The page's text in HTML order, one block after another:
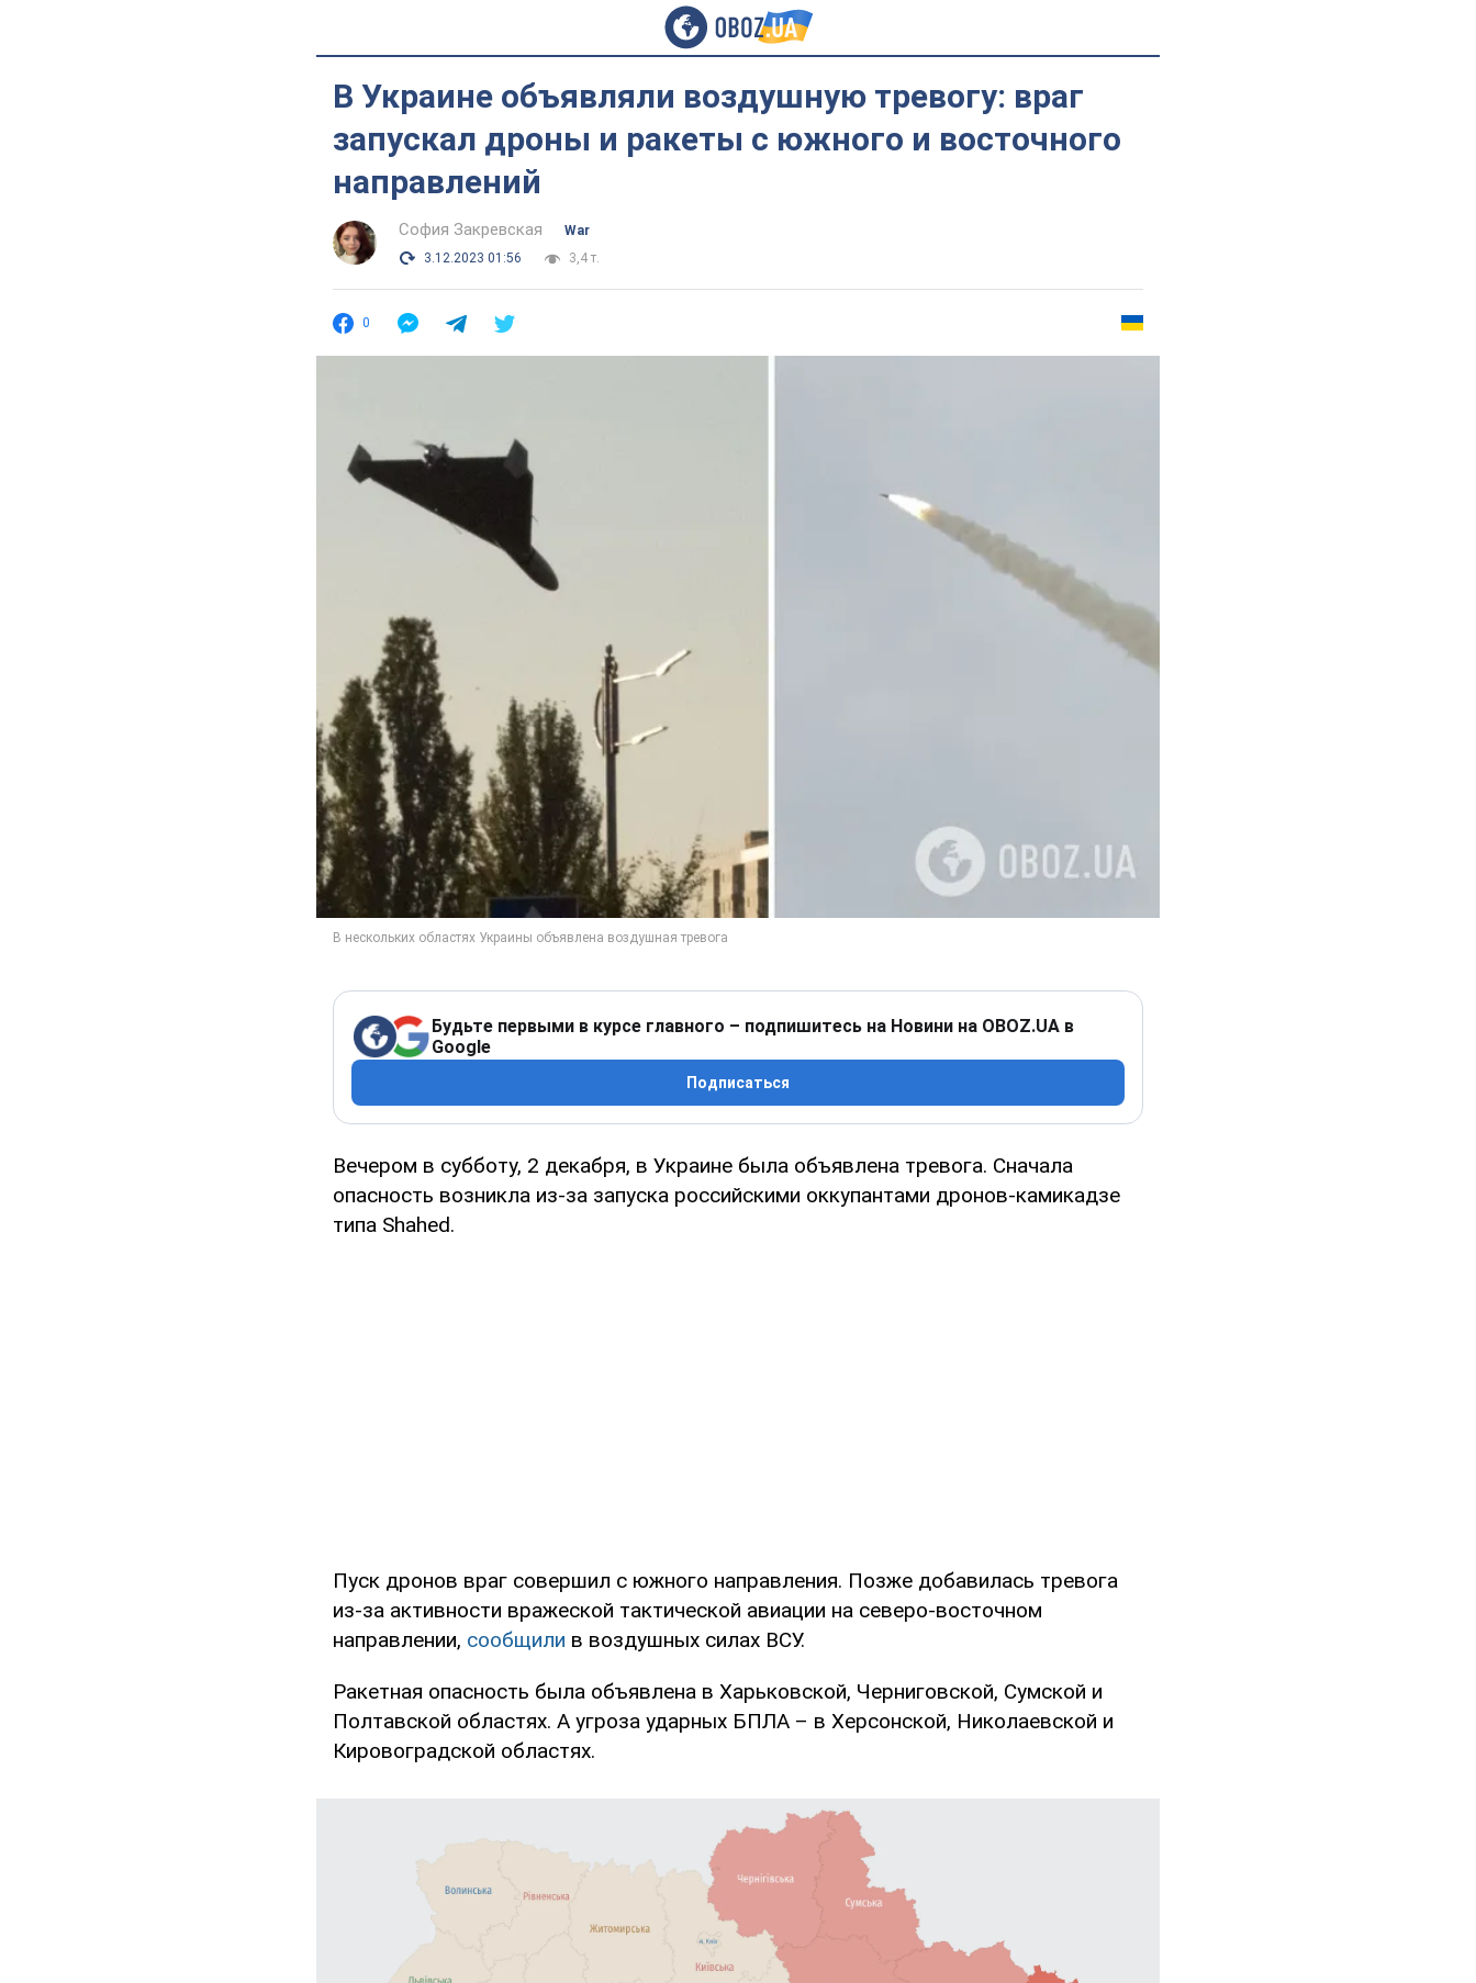
В Украине объявляли воздушную тревогу: враг
запускал дроны и ракеты с южного и восточного
направлений
София Закревская
War
3.12.2023 01:56
3,4 т.
0
Будьте первыми в курсе главного – подпишитесь на Новини на OBOZ.UA в
Google
Подписаться
Вечером в субботу, 2 декабря, в Украине была объявлена тревога. Сначала
опасность возникла из-за запуска российскими оккупантами дронов-камикадзе
типа Shahed.
Пуск дронов враг совершил с южного направления. Позже добавилась тревога
из-за активности вражеской тактической авиации на северо-восточном
направлении, сообщили в воздушных силах ВСУ.
Ракетная опасность была объявлена в Харьковской, Черниговской, Сумской и
Полтавской областях. А угроза ударных БПЛА – в Херсонской, Николаевской и
Кировоградской областях.